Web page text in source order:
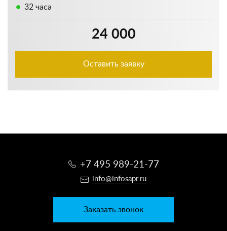
32 часа
24 000
Оставить заявку
+7 495 989-21-77
info@infosapr.ru
Заказать звонок